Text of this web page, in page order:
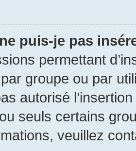
puis-je pas
permettant
groupe ou par
autorisé
seuls certains
veuillez